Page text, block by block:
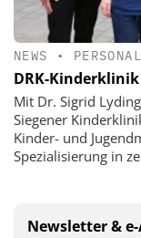
NEWS • PERSONAL
DRK-
Mit Dr. Sigrid
Siegener
Kinder- und
Spezialisierung in
Newsletter &